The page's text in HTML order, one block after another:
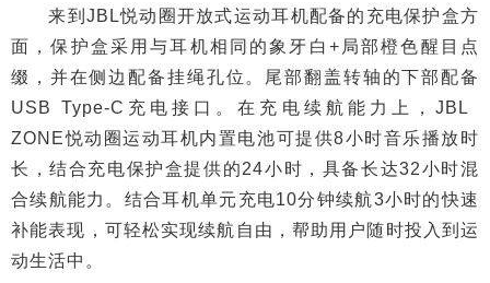
来到JBL悦动圈开放式运动耳机配备的充电保护盒方
面，保护盒采用与耳机相同的象牙白+局部橙色醒目点
缀，并在侧边配备挂绳孔位。尾部翻盖转轴的下部配备
USB Type-C充电接口。在充电续航能力上，JBL
ZONE悦动圈运动耳机内置电池可提供8小时音乐播放时
长，结合充电保护盒提供的24小时，具备长达32小时混
合续航能力。结合耳机单元充电10分钟续航3小时的快速
补能表现，可轻松实现续航自由，帮助用户随时投入到运
动生活中。